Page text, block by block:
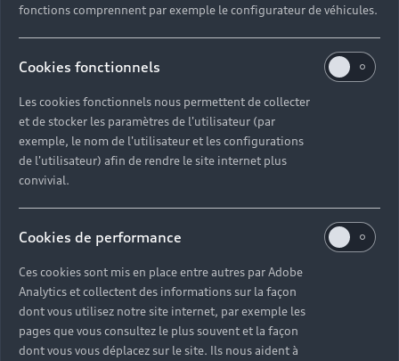
émissions de C02
France
fonctions comprennent par exemple le configurateur de véhicules.
Cookies fonctionnels
Les cookies fonctionnels nous permettent de collecter
et de stocker les paramètres de l'utilisateur (par
exemple, le nom de l'utilisateur et les configurations
de l'utilisateur) afin de rendre le site internet plus
convivial.
Cookies de performance
Ces cookies sont mis en place entre autres par Adobe
Analytics et collectent des informations sur la façon
dont vous utilisez notre site internet, par exemple les
pages que vous consultez le plus souvent et la façon
dont vous vous déplacez sur le site. Ils nous aident à